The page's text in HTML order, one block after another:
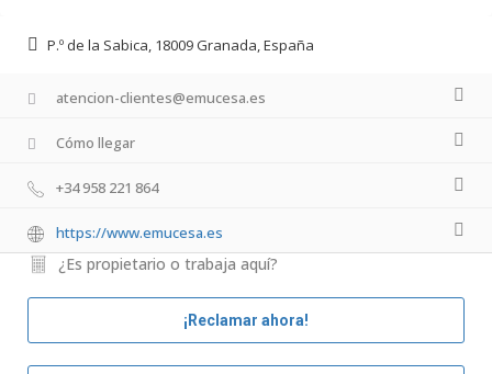
P.º de la Sabica, 18009 Granada, España
atencion-clientes@emucesa.es
Cómo llegar
+34 958 221 864
https://www.emucesa.es
¿Es propietario o trabaja aquí?
¡Reclamar ahora!